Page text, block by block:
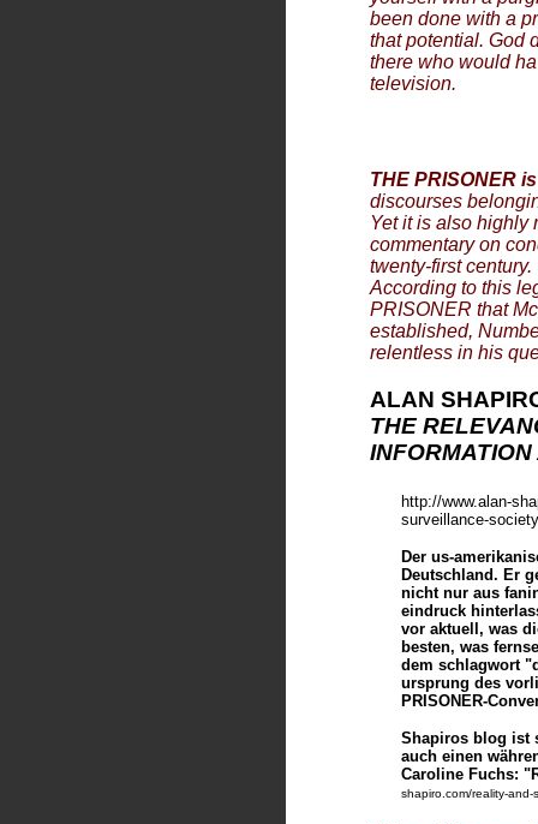
been done with a
that potential. God
there who would
television.
THE PRISONER
discourses
Yet it is also highly
commentary on
twenty-first
According to this
PRISONER that
established,
relentless in his
ALAN
THE
http://www.alan-
surveillance-
Der us-
Deutschland. Er
nicht nur aus
eindruck
vor aktuell, was
besten, was
dem schlagwort
ursprung des
PRISONER-
Shapiros blog ist
auch einen
Caroline Fuchs:
shapiro.com/reality-and-